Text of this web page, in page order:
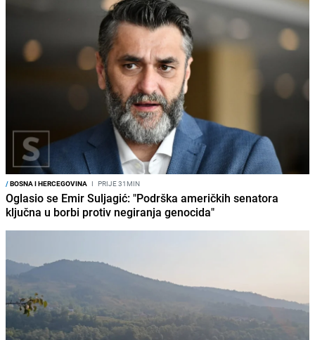
/BOSNA I HERCEGOVINA I PRIJE 31MIN
Oglasio se Emir Suljagić: "Podrška američkih senatora
ključna u borbi protiv negiranja genocida"